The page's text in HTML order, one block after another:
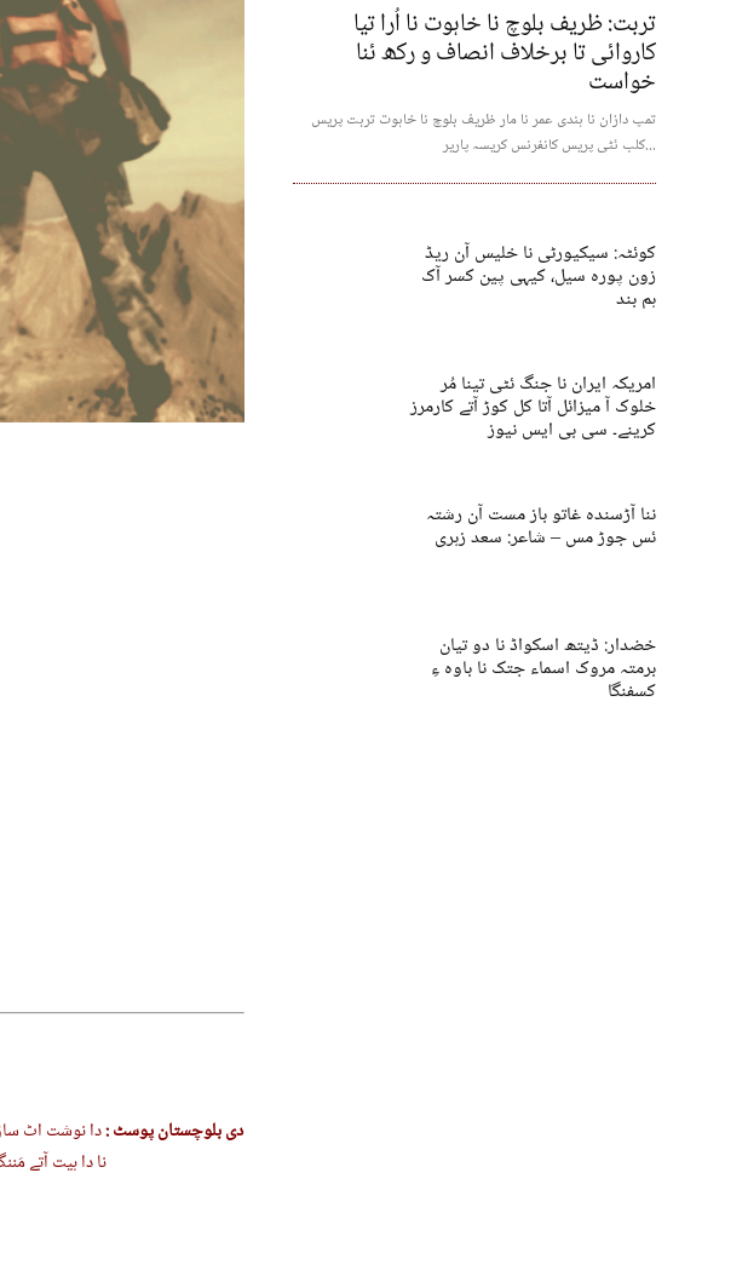
دی بلوچستان پوسٹ :دا نوشت اٹ
نا دا ہیت آتے
تربت: ظریف بلوچ نا خاہوت نا اُرا تیا
کاروائی تا برخلاف انصاف و رکھ ئنا
خواست
تمپ دازان نا ہندی عمر نا مار ظریف بلوچ نا خاہوت تربت پریس
کلب ئٹی پریس کانفرنس کریسہ پاریر...
کوئٹہ: سیکیورٹی نا خلیس آن ریڈ
زون پورہ سیل، کیہی پین کسر آک
ہم بند
امریکہ ایران نا جنگ ئٹی تینا مُر
خلوک آ میزائل آتا کل کوڑ آتے کارمرز
کرینے۔ سی بی ایس نیوز
ننا آڑسندہ غاتو باز مست آن رشتہ
ئس جوڑ مس – شاعر: سعد زہری
خضدار: ڈیتھ اسکواڈ نا دو تیان
برمتہ مروک اسماء جتک نا باوہ ءِ
کسفنگا